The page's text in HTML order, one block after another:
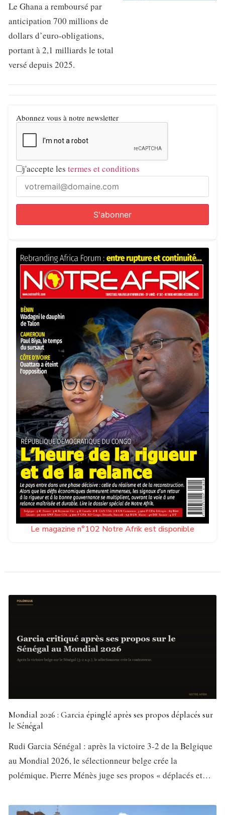
Le Ghana a remboursé par
anticipation 700 millions de
dollars d’euro-obligations,
portant à 2,1 milliards le total
versé depuis 2025.
Abonnez vous à notre newsletter
j'accepte les termes et conditions
Le magazine n°102 Notre Afrik est disponible
Mondial 2026 : Garcia épinglé après ses propos déplacés sur
le Sénégal
Rudi Garcia Sénégal : après la victoire 3-2 de la Belgique
au Mondial 2026, le sélectionneur belge crée la
polémique. Pierre Ménès juge ses propos « déplacés et…